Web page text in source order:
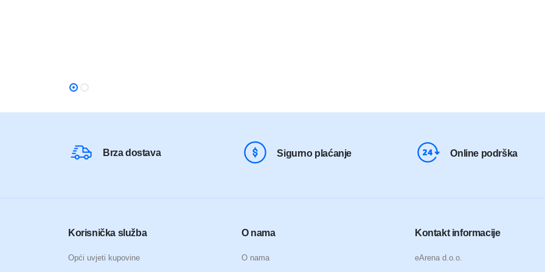
Brza dostava Sigurno plaćanje Online podrška
Korisnička služba
Opći uvjeti kupovine
O nama
O nama
Kontakt informacije
eArena d.o.o.